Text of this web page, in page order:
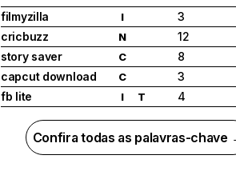
filmyzilla
I
3
cricbuzz
N
12
story saver
C
8
capcut download
C
3
fb lite
I T 4
Confira todas as palavras-chave